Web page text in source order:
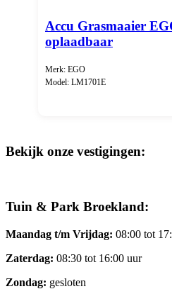
Accu Grasmaaier
oplaadbaar
Merk: EGO
Model: LM1701E
Bekijk onze vestigingen:
Tuin & Park Broekland:
Maandag t/m Vrijdag: 08:00 tot
Zaterdag: 08:30 tot 16:00 uur
Zondag: gesloten